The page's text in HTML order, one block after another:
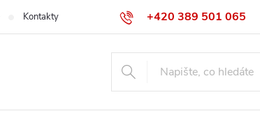
+420 389 501 065
Kontakty